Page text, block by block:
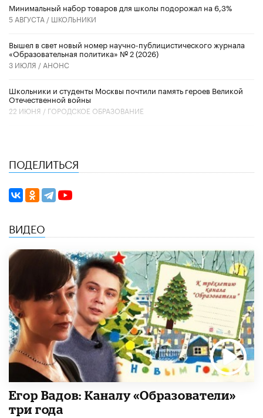
Минимальный набор товаров для школы подорожал на 6,3%
5 АВГУСТА / ШКОЛЬНИКИ
Вышел в свет новый номер научно-публицистического журнала
«Образовательная политика» № 2 (2026)
3 ИЮЛЯ / АНОНС
Школьники и студенты Москвы почтили память героев Великой
Отечественной войны
22 ИЮНЯ / ГОРОДСКОЕ ОБРАЗОВАНИЕ
ПОДЕЛИТЬСЯ
ВИДЕО
Егор Вадов: Каналу «Образователи»
три года